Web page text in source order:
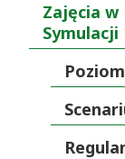
Zajęcia
Symulacji